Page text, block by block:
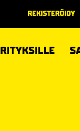
REKISTERÖIDY